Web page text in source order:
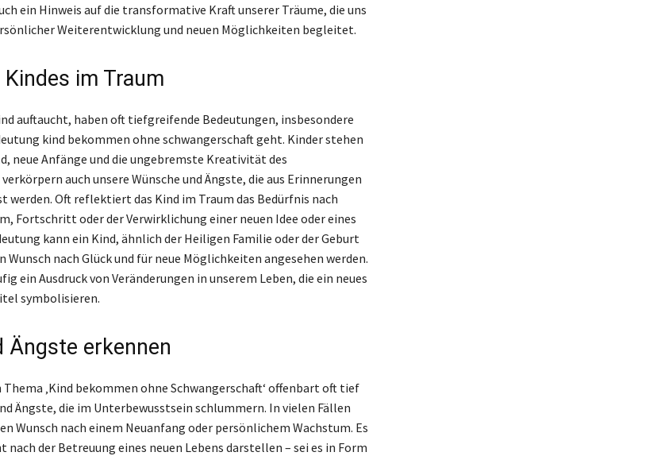
ein Hinweis auf die transformative Kraft unserer Träume, die uns
Weiterentwicklung und neuen Möglichkeiten begleitet.
im Traum
auftaucht, haben oft tiefgreifende Bedeutungen, insbesondere
kind bekommen ohne schwangerschaft geht. Kinder stehen
neue Anfänge und die ungebremste Kreativität des
auch unsere Wünsche und Ängste, die aus Erinnerungen
werden. Oft reflektiert das Kind im Traum das Bedürfnis nach
Fortschritt oder der Verwirklichung einer neuen Idee oder eines
kann ein Kind, ähnlich der Heiligen Familie oder der Geburt
Wunsch nach Glück und für neue Möglichkeiten angesehen werden.
ein Ausdruck von Veränderungen in unserem Leben, die ein neues
symbolisieren.
Ängste erkennen
‚Kind bekommen ohne Schwangerschaft‘ offenbart oft tief
Ängste, die im Unterbewusstsein schlummern. In vielen Fällen
Wunsch nach einem Neuanfang oder persönlichem Wachstum. Es
nach der Betreuung eines neuen Lebens darstellen – sei es in Form